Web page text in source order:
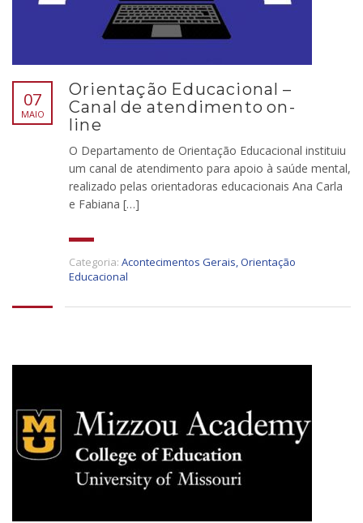
07
MAIO
Orientação Educacional –
Canal de atendimento on-
line
O Departamento de Orientação Educacional instituiu
um canal de atendimento para apoio à saúde mental,
realizado pelas orientadoras educacionais Ana Carla
e Fabiana […]
Categoria: Acontecimentos Gerais,Orientação
Educacional